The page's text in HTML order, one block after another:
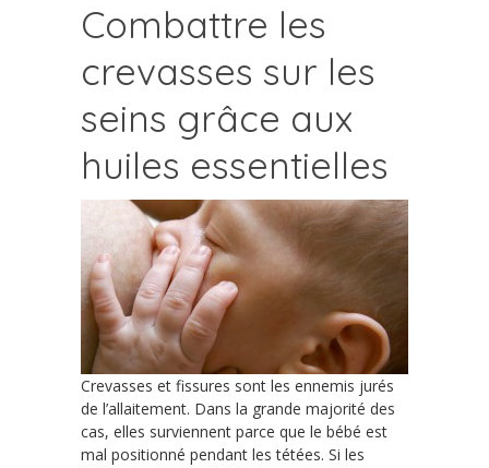
Combattre les
crevasses sur les
seins grâce aux
huiles essentielles
Crevasses et fissures sont les ennemis jurés
de l’allaitement. Dans la grande majorité des
cas, elles surviennent parce que le bébé est
mal positionné pendant les tétées. Si les